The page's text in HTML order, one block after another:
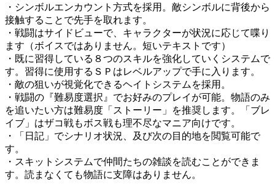
・シンボルエンカウント方式を採用。敵シンボルに背後から
接触することで先手を取れます。
・戦闘はサイドビューで、キャラクターが状況に応じて喋り
ます（ボイスではありません。短いテキストです）
・既に習得している８つのスキルを強化していくシステムで
す。習得に使用するＳＰはレベルアップで手に入ります。
・敵の狙いが視覚化できるヘイトシステムを採用。
・戦闘の『難易度選択』でお好みのプレイが可能。物語のみ
を追いたい方は難易度「ストーリー」を推奨します。「ブレ
イブ」はザコ戦もボス戦も理不尽なマニア向けです。
・「日記」でシナリオ状況、及び次の目的地を閲覧可能で
す。
・スキットシステムで仲間たちの雑談を読むことができま
す。読まなくても物語に支障はありません。